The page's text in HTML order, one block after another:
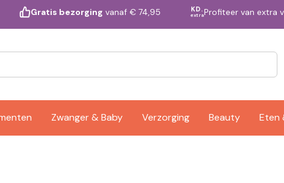
Gratis bezorging vanaf € 74,95 KD.
extraProfiteer van extra
Zwanger & Baby Verzorging Beauty Eten